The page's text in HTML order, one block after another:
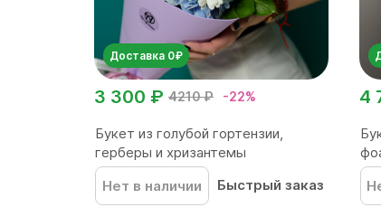
Доставка 0₽
4210 ₽ -22%
3 300 ₽
Букет из голубой гортензии,
герберы и хризантемы
Нет в наличии
Быстрый заказ
4